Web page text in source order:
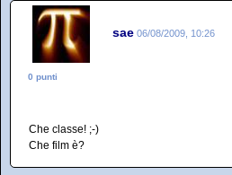
sae 06/08/2009, 10:26
0 punti
Che classe! ;-)
Che film è?